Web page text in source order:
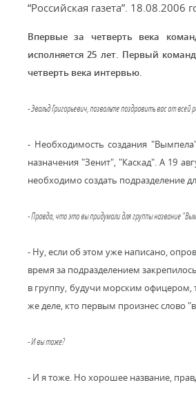
“Российская газета”. 18.08.2006
Впервые за четверть века
исполняется 25 лет. Первый
четверть века интервью.
- Эвальд Григорьевич, позвольте поздравить вас от
- Необходимость создания
назначения "Зенит", "Каскад". А 19
необходимо создать подразделение
- Правда, что это вы придумали для группы название
- Ну, если об этом уже написано,
время за подразделением
в группу, будучи морским офицером,
же деле, кто первым произнес слово
- И вы тоже?
- И я тоже. Но хорошее название,